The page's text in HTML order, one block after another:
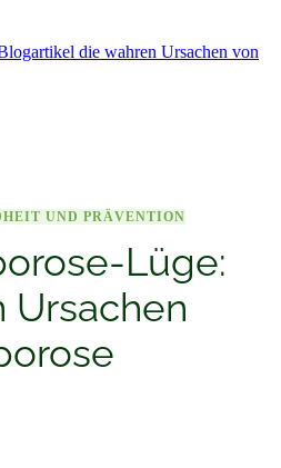
UND PRÄVENTION
Lüge:
Ursachen